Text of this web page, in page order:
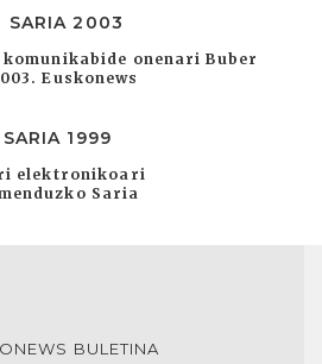
SARIA 2003
komunikabide onenari Buber
Euskonews
1999
elektronikoari
Saria
BULETINA